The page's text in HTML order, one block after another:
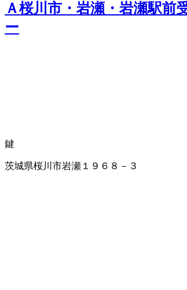
Ａ桜川市・岩瀬・岩瀬駅前
ー
鍵
茨城県桜川市岩瀬１９６８－３